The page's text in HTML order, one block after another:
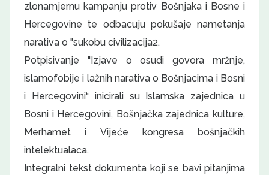
zlonamjernu kampanju protiv Bošnjaka i Bosne i
Hercegovine te odbacuju pokušaje nametanja
narativa o "sukobu civilizacija2.
Potpisivanje "Izjave o osudi govora mržnje,
islamofobije i lažnih narativa o Bošnjacima i Bosni
i Hercegovini“ inicirali su Islamska zajednica u
Bosni i Hercegovini, Bošnjačka zajednica kulture,
Merhamet i Vijeće kongresa bošnjačkih
intelektualaca.
Integralni tekst dokumenta koji se bavi pitanjima